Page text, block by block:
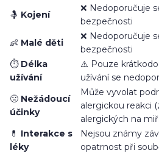
🤱 Kojení
❌ Nedoporučuje
bezpečnosti
👶 Malé děti
❌ Nedoporučuje
bezpečnosti
⏱️ Délka
užívání
⚠️ Pouze
užívání se
🤢 Nežádoucí
účinky
Může vyvolat
alergickou reakci
alergických na
💊 Interakce s
léky
Nejsou známy
opatrnost při